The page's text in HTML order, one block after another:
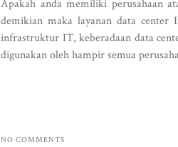
Apakah anda memiliki perusahaan
demikian maka layanan data center
infrastruktur IT, keberadaan data
digunakan oleh hampir semua
NO COMMENTS